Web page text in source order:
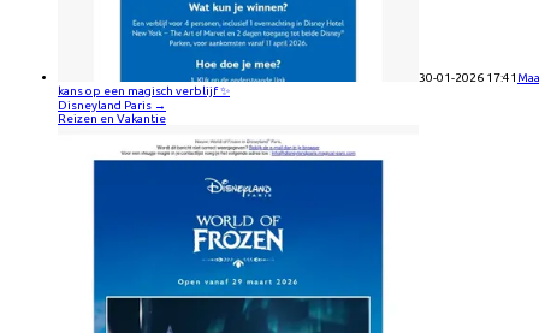
30-01-2026 17:41
kans op een magisch verblijf ✨
Disneyland Paris →
Reizen en Vakantie